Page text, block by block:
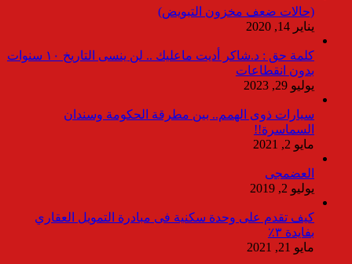
(حالات ضعف مخزون التبويض)
يناير 14, 2020
كلمة حق : د.شاكر أديت ماعليك .. لن ينسى التاريخ ١٠ سنوات
بدون انقطاعات
يوليو 29, 2023
سيارات ذوى الهمم.. بين مطرقة الحكومة وسندان
السماسرة!!
مايو 2, 2021
العضمجى
يوليو 2, 2019
كيف تقدم على وحدة سكنية فى مبادرة التمويل العقاري
بفايدة ٣٪
مايو 21, 2021